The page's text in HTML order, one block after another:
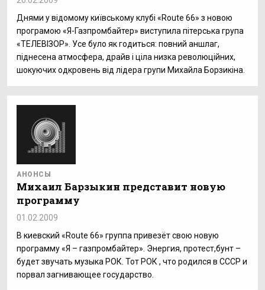
Днями у відомому київському клубі «Route 66» з новою
програмою «Я-Газпромбайтер» виступила пітерська група
«ТЕЛЕВІЗОР». Усе було як годиться: повний аншлаг,
піднесена атмосфера, драйв і ціла низка революційних,
шокуючих одкровень від лідера групи Михайла Борзикіна.
АНОНСЫ
Михаил Барзыкин представит новую
программу
01.02.2009
В киевский «Route 66» группа привезёт свою новую
программу «Я – газпромбайтер». Энергия, протест,бунт –
будет звучать музыка РОК. Тот РОК , что родился в СССР и
порвал загнивающее государство.